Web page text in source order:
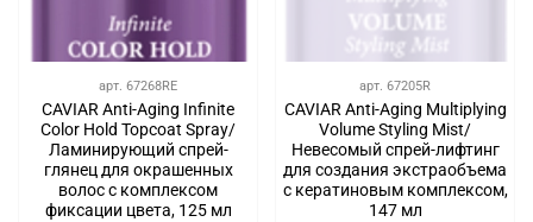
арт. 67268RE
CAVIAR Anti-Aging Infinite
Color Hold Topcoat Spray/
Ламинирующий спрей-
глянец для окрашенных
волос с комплексом
фиксации цвета, 125 мл
арт. 67205R
CAVIAR Anti-Aging Multiplying
Volume Styling Mist/
Невесомый спрей-лифтинг
для создания экстраобъема
с кератиновым комплексом,
147 мл